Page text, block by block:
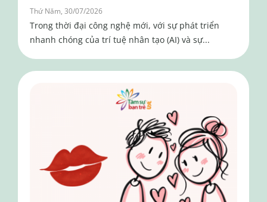
Thứ Năm, 30/07/2026
Trong thời đại công nghệ mới, với sự phát triển
nhanh chóng của trí tuệ nhân tạo (AI) và sự...